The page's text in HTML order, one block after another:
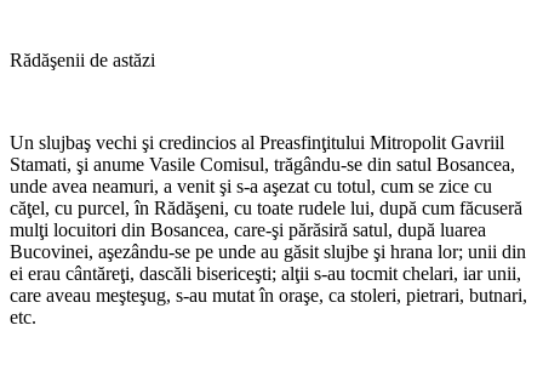
Rădăşenii de astăzi
Un slujbaş vechi şi credincios al Preasfinţitului Mitropolit Gavriil
Stamati, şi anume Vasile Comisul, trăgându-se din satul Bosancea,
unde avea neamuri, a ve­nit şi s-a aşezat cu totul, cum se zice cu
căţel, cu purcel, în Rădăşeni, cu toate ru­dele lui, după cum făcuseră
mulţi locuitori din Bosancea, care-şi părăsiră satul, după luarea
Bucovinei, aşezându-se pe unde au găsit slujbe şi hrana lor; unii din
ei erau cântăreţi, dascăli bisericeşti; alţii s-au toc­mit chelari, iar unii,
care aveau meşteşug, s-au mutat în oraşe, ca stoleri, pietrari, butnari,
etc.